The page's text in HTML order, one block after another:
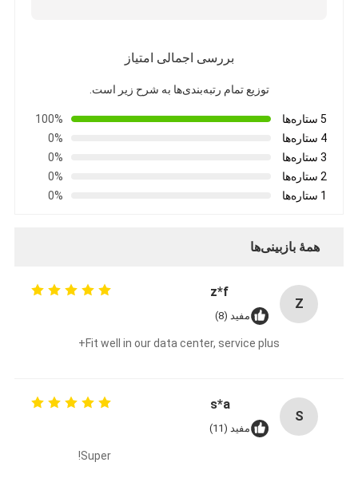
خانه
محصولات
تور کارخانه
بررسی اجمالی امتیاز
توزیع تمام رتبه‌بندی‌ها به شرح زیر است.
5 ستاره‌ها
100%
4 ستاره‌ها
0%
3 ستاره‌ها
0%
2 ستاره‌ها
0%
1 ستاره‌ها
0%
همهٔ بازبینی‌ها
Z
z*f
مفید (8)
Fit well in our data center, service plus+
S
s*a
مفید (11)
Super!